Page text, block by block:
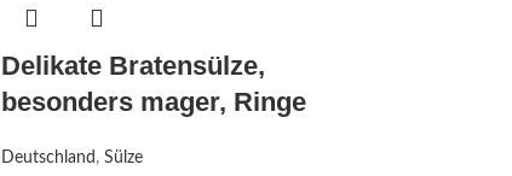
Delikate Bratensülze,
besonders mager, Ringe
Deutschland ,Sülze